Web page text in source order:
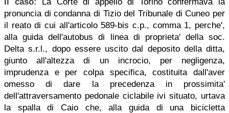
pronuncia di condanna di Tizio del Tribunale di Cuneo per
il reato di cui all'articolo 589-bis c.p., comma 1, perche',
alla guida dell'autobus di linea di proprieta' della soc.
Delta s.r.l., dopo essere uscito dal deposito della ditta,
giunto all'altezza di un incrocio, per negligenza,
imprudenza e per colpa specifica, costituita dall'aver
omesso di dare la precedenza in prossimita'
dell'attraversamento pedonale ciclabile ivi situato, urtava
la spalla di Caio che, alla guida di una bicicletta